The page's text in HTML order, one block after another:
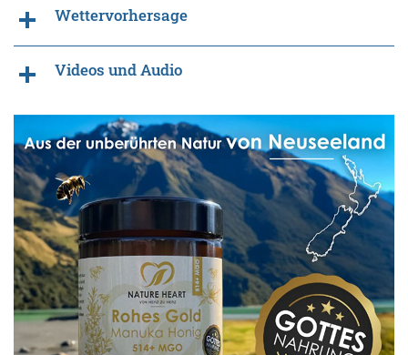
Wettervorhersage
Videos und Audio